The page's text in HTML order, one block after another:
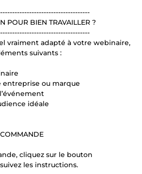
POUR BIEN TRAVAILLER ?
vraiment adapté à votre webinaire,
suivants :
entreprise ou marque
idéale
cliquez sur le bouton
les instructions.